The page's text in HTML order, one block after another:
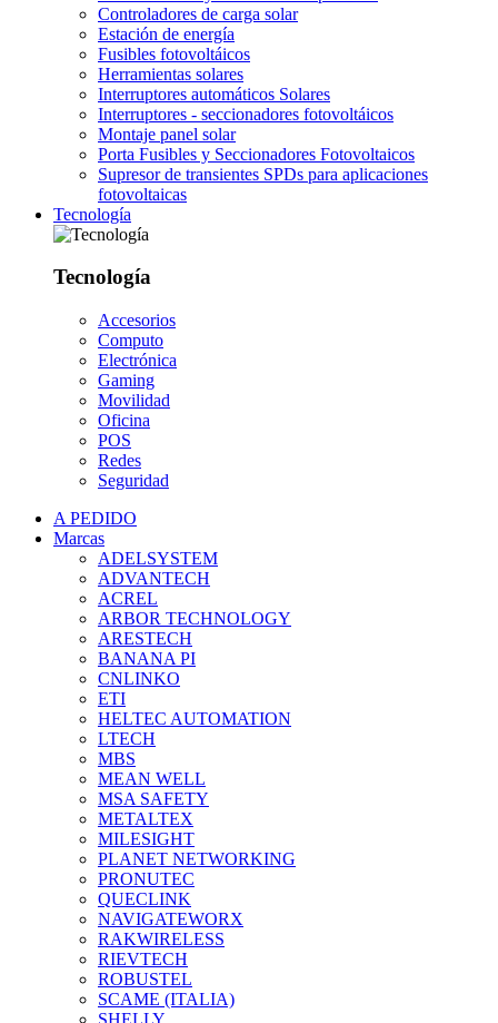
Controladores de carga solar
Estación de energía
Fusibles fotovoltáicos
Herramientas solares
Interruptores automáticos Solares
Interruptores - seccionadores fotovoltáicos
Montaje panel solar
Porta Fusibles y Seccionadores Fotovoltaicos
Supresor de transientes SPDs para aplicaciones
fotovoltaicas
Tecnología
Tecnología
Accesorios
Computo
Electrónica
Gaming
Movilidad
Oficina
POS
Redes
Seguridad
A PEDIDO
Marcas
ADELSYSTEM
ADVANTECH
ACREL
ARBOR TECHNOLOGY
ARESTECH
BANANA PI
CNLINKO
ETI
HELTEC AUTOMATION
LTECH
MBS
MEAN WELL
MSA SAFETY
METALTEX
MILESIGHT
PLANET NETWORKING
PRONUTEC
QUECLINK
NAVIGATEWORX
RAKWIRELESS
RIEVTECH
ROBUSTEL
SCAME (ITALIA)
SHELLY